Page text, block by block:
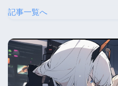
記事一覧へ